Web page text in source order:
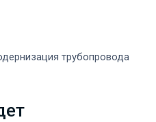
трубопровода